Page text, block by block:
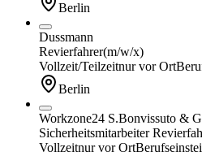
Berlin
Dussmann
Revierfahrer(m/w/x)
Vollzeit/Teilzeitnur vor Ort
Berlin
Workzone24 S.Bonvissuto &
Sicherheitsmitarbeiter
Vollzeitnur vor Ort